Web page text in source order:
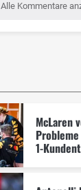
Alle Kommentare
McLaren
1-